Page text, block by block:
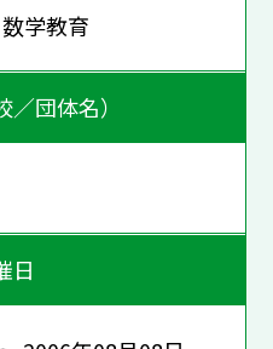
学教育
団体名）
日